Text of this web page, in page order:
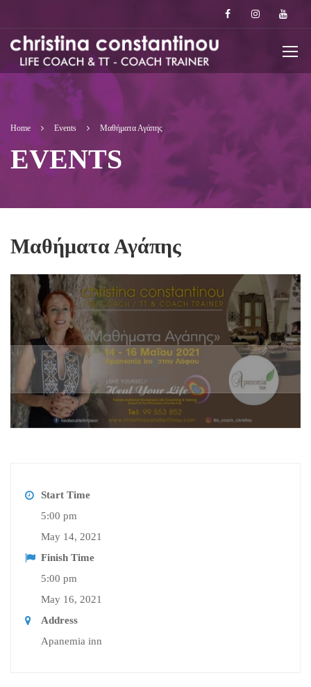
Home Events Μαθήματα Αγάπης
EVENTS
Μαθήματα Αγάπης
0
Seconds
Start Time
5:00 pm
May 14, 2021
Finish Time
5:00 pm
May 16, 2021
Address
Apanemia inn